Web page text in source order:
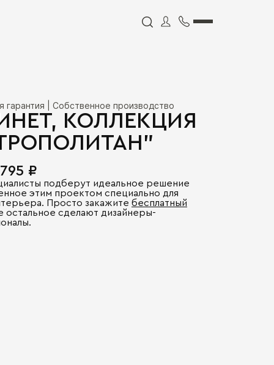
гарантия | Собственное производство
КОЛЛЕКЦИЯ
₽
подберут идеальное решение
этим проектом специально для
Просто закажите бесплатный
остальное сделают дизайнеры-